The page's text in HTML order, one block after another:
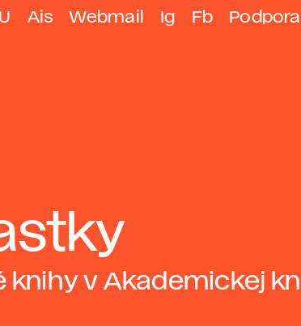
Ais Webmail Ig Fb
knihy v Akademickej